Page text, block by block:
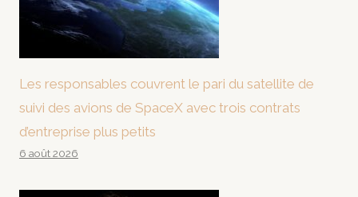
Les responsables couvrent le pari du satellite de
suivi des avions de SpaceX avec trois contrats
d’entreprise plus petits
6 août 2026